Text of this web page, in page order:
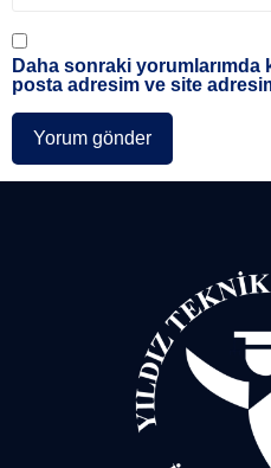
Daha sonraki yorumlarımda
posta adresim ve site